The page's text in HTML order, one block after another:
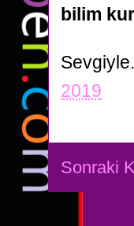
bilim
2019
Sonraki